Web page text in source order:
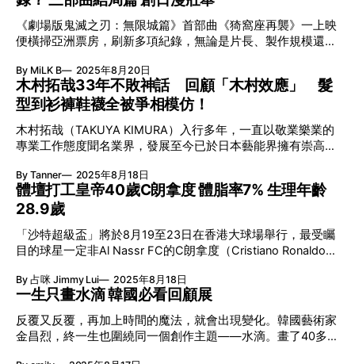
個中學時光，並開啟了Frank的球衣收藏之旅。
最大幅的「無心」。每次寫字也是一種修煉，「無論寫甚麼內
容，我所追求的也是平衡。」 如貓一樣的「緣」？ 展覽中看
到的「悟」、「變」、「清」等作品，是陳靄凝讀過《小小的
貓、『息』字如一條魚，只要用聯想力『
意義。」 「我感到自己需要無止境地學習、進步和進化，這
不僅是為了取悅教練和球迷，還要對自己的表現感到滿意。」
「我也有缺點，但我是一名職業球員，不喜歡失誤或失敗。」
「我不是完美主義者，但我喜歡把事情做好的感覺。」 「學
習沒有界限，無論年紀多大，學習永不停止。」 「我不介意
別人討厭我，因為這是推動我成長的動力。」 「不想告訴別
人我們的夢想，我們要向他們展示。」 「我們不能總是糾結
於別人對我們的看法。那樣是無法生活下去的。」 「成為父
親是一段獨特而個人的旅程，這讓我徹底改變。」 「我仍在
《劇場版鬼滅之刃：無限城篇》首部曲《猗窩座再襲》一上映
便橫掃亞洲票房，刷新多項紀錄，無論是片長、製作規模還是
造，將原作最終決戰拆成三部曲搬上大銀幕，結合頂尖視覺與
原創情節，令觀眾在IMAX巨幕下感受無限城的壓迫與震撼，
為日漫改編電影再創新高。 日、台、港連環破票房紀錄 《劇
場版鬼滅之刃：無限城篇》首部曲《猗窩座再襲》，早前在日
本、台灣上映時，先後打破了多項票房紀錄。日本票房早已突
破220億日圓，除了是今年日本最高票房電影，更打入日本史
上最高票房電影第六位。在台灣僅用了2日就破了1.1億台幣紀
錄，超誇張。 電影在港上映亦造成哄動，首日開畫就以超過
700萬票房成績，成為2025年最高開畫電影，同時亦打破了由
《多啦A夢Stand by Me》於10年前創下，逾500萬票房日本電
影最高開畫紀錄。 三部曲結局篇 創日漫壯舉 《鬼滅之刃》動
畫版的操作，本身就是一個打破常規的做法。由日本動畫製作
《竈門炭治郎 立志篇》劇集版之後，
By MiLK B 2025年8月20日
木村拓哉33年不敗神話 回顧「木村效應」 髮
型到衫褲鞋襪全被爭相模仿！
木村拓哉（TAKUYA KIMURA）入行多年，一直以敬業樂業的
專業工作態度聞名業界，發展至今已於日本藝能界擁有崇高地
更大於其演藝事業，全因打從九十年代開始，由木村拓哉所引
發起的穿搭熱潮實情從未有一刻停頓過；尤其不僅日本地區，
相信不少港台兩地的資深時裝愛好者亦曾感受過「木村著用」
的威力，亦經歷過爭相入手一眾潮物的美好年華；但當中除了
衫褲鞋襪，甚至有部份追隨者就連髮型亦要跟足，盡見「木村
效應」的強大影響力。 ◎text_坦拿︱◎design_LeX 木村長髮
造型超經典 被剪一刻收視率急升至35% 木村拓哉之所以能夠
臣服亞洲各地時裝愛好者，除了全賴自身穿搭品味，坦言還需
依賴由其所主演的日劇，藉此將一眾「私服」造型曝光於觀眾
眼前；然而被冠以「日本收視保證」的木村拓哉，入行至今逾
三十年來，由其主演而擁有高收視率的電視劇作品則可謂多不
By Tanner 2025年8月18日
體壇打工皇帝40歲C朗拿度 體脂率7% 生理年齡
28.9歲
「沙特超級盃」將於8月19至23日在香港大球場舉行，最受矚
目的球星一定非Al Nassr FC的C朗拿度（Cristiano Ronaldo）
性的確令人佩服，長期維持7%的體脂率，每星期健身5次，每
次3至4小時，並配合一天6餐的飲食習慣和8小時的睡眠，這
樣的堅持確實非一般人所能做到。 C朗相比實際年齡年輕逾11
歲 今年C朗拿度接受生產健身追蹤器和健康監測設備的科技公
司Whoop檢測，透過心率和心率變化等數據，從而得出生理
By 占咪 Jimmy Lui 2025年8月18日
一生只畫水滴 韓國必看回顧展
反覆又反覆，再加上時間的魔法，就會出現變化。韓國藝術家
金昌烈，終一生也圍繞同一個創作主題——水滴。畫了40多